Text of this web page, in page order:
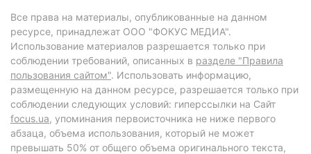
Все права на материалы, опубликованные на данном
ресурсе, принадлежат ООО "ФОКУС МЕДИА".
Использование материалов разрешается только при
соблюдении требований, описанных в разделе "Правила
пользования сайтом". Использовать информацию,
размещенную на данном ресурсе, разрешается только при
соблюдении следующих условий: гиперссылки на Сайт
focus.ua, упоминания первоисточника не ниже первого
абзаца, объема использования, который не может
превышать 50% от общего объема оригинального текста,